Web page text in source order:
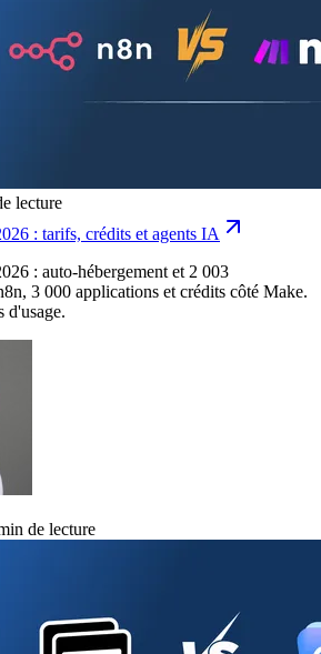
lecture
: tarifs, crédits et agents IA
: auto-hébergement et 2 003
3 000 applications et crédits côté Make.
d'usage.
de lecture